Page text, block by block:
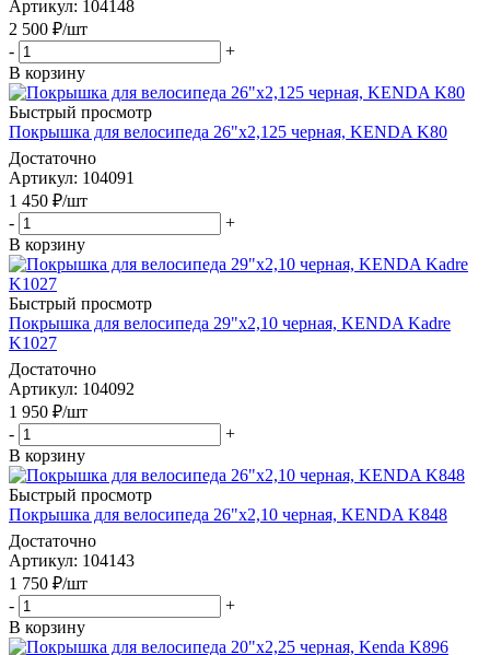
Артикул: 104148
2 500 ₽/шт
-
+
В корзину
Быстрый просмотр
Покрышка для велосипеда 26"х2,125 черная, KENDA K80
Достаточно
Артикул: 104091
1 450 ₽/шт
-
+
В корзину
Быстрый просмотр
Покрышка для велосипеда 29"x2,10 черная, KENDA Kadre
K1027
Достаточно
Артикул: 104092
1 950 ₽/шт
-
+
В корзину
Быстрый просмотр
Покрышка для велосипеда 26"х2,10 черная, KENDA K848
Достаточно
Артикул: 104143
1 750 ₽/шт
-
+
В корзину